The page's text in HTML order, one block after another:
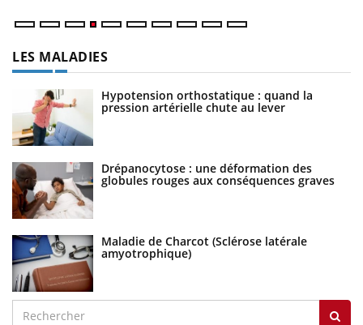
LES MALADIES
Hypotension orthostatique : quand la
pression artérielle chute au lever
Drépanocytose : une déformation des
globules rouges aux conséquences graves
Maladie de Charcot (Sclérose latérale
amyotrophique)